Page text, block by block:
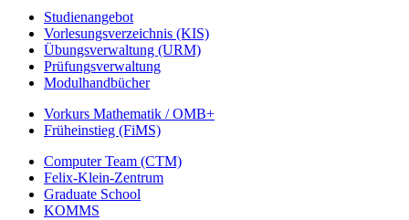
Studienangebot
Vorlesungsverzeichnis (KIS)
Übungsverwaltung (URM)
Prüfungsverwaltung
Modulhandbücher
Vorkurs Mathematik / OMB+
Früheinstieg (FiMS)
Computer Team (CTM)
Felix-Klein-Zentrum
Graduate School
KOMMS